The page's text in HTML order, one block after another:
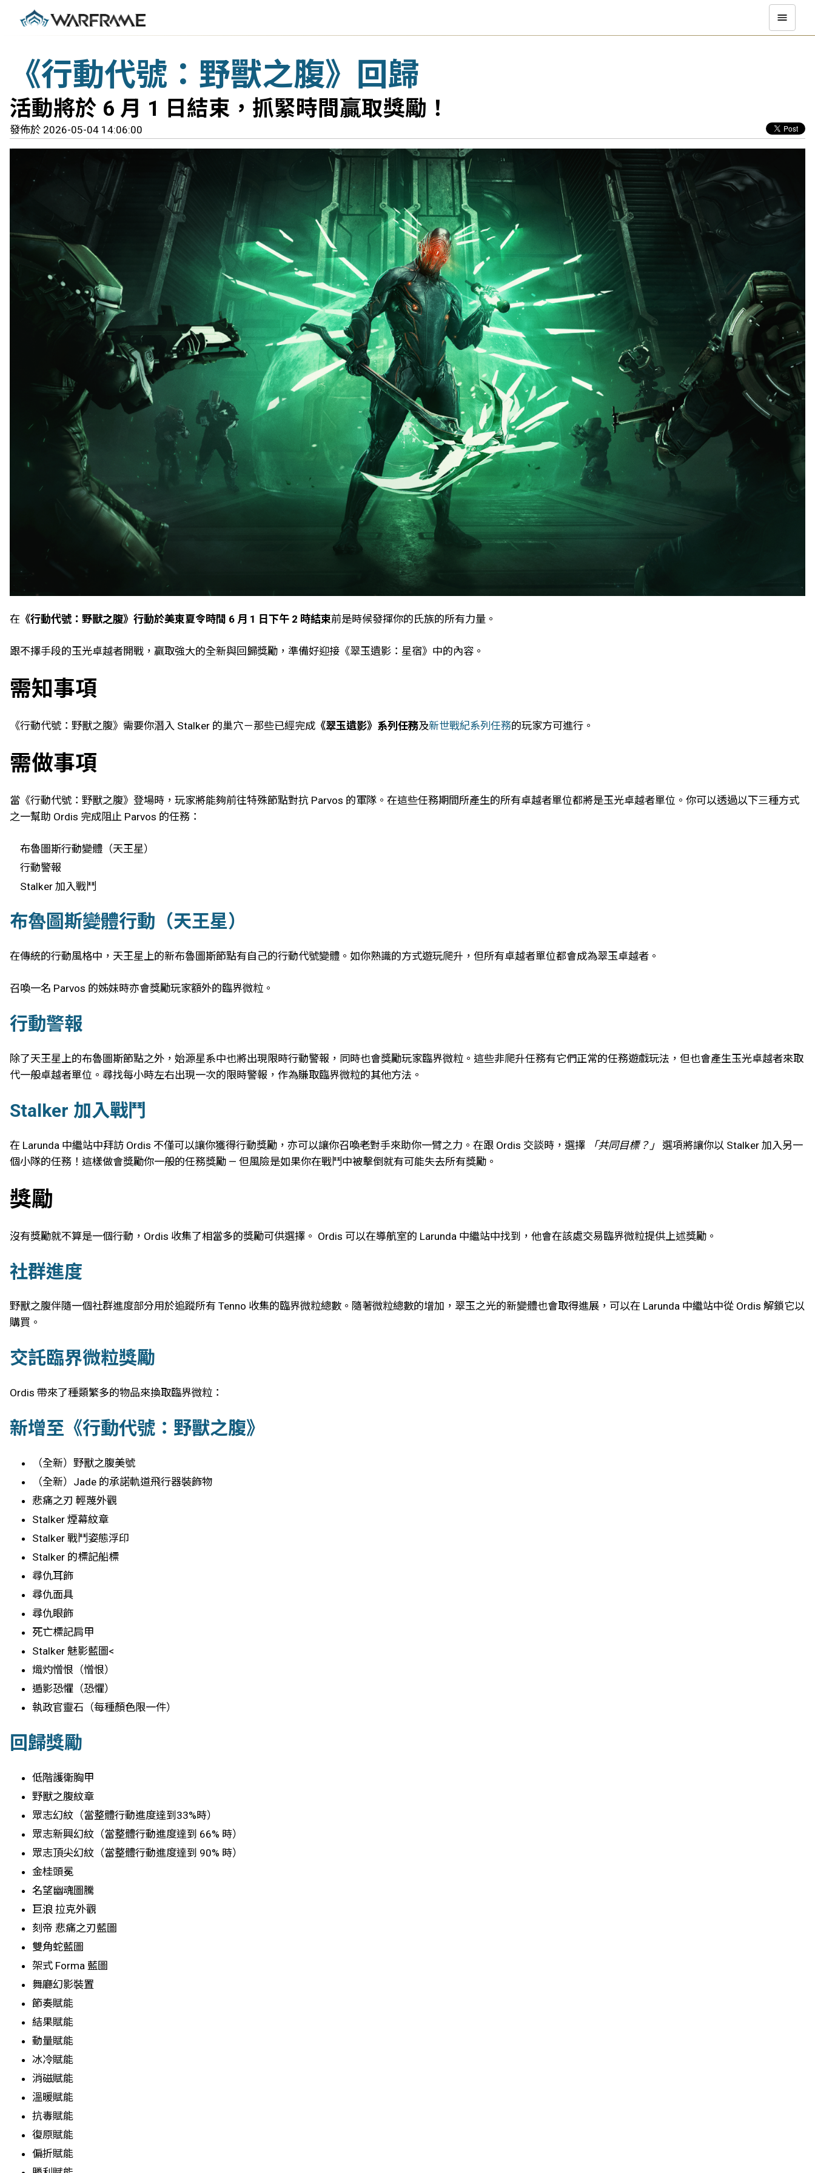
《行動代號：野獸之腹》回歸
活動將於 6 月 1 日結束，抓緊時間贏取獎勵！
發佈於 2026-05-04 14:06:00
在 《行動代號：野獸之腹》行動於美東夏令時間 6 月 1 日下午 2 時結束前是時候發揮你的氏族的所有力量。
跟不擇手段的玉光卓越者開戰，贏取強大的全新與回歸獎勵，準備好迎接《翠玉遺影：星宿》中的內容。
需知事項
《行動代號：野獸之腹》需要你潛入 Stalker 的巢穴－那些已經完成 《翠玉遺影》系列任務及新世戰紀系列任務的玩家方可進行。
需做事項
當《行動代號：野獸之腹》登場時，玩家將能夠前往特殊節點對抗 Parvos 的軍隊。在這些任務期間所產生的所有卓越者單位都將是玉光卓越者單位。你可以透過以下三種方式
之一幫助 Ordis 完成阻止 Parvos 的任務：
布魯圖斯行動變體（天王星）
行動警報
Stalker 加入戰鬥
布魯圖斯變體行動（天王星）
在傳統的行動風格中，天王星上的新布魯圖斯節點有自己的行動代號變體。如你熟識的方式遊玩爬升，但所有卓越者單位都會成為翠玉卓越者。
召喚一名 Parvos 的姊妹時亦會獎勵玩家額外的臨界微粒。
行動警報
除了天王星上的布魯圖斯節點之外，始源星系中也將出現限時行動警報，同時也會獎勵玩家臨界微粒。這些非爬升任務有它們正常的任務遊戲玩法，但也會產生玉光卓越者來取
代一般卓越者單位。尋找每小時左右出現一次的限時警報，作為賺取臨界微粒的其他方法。
Stalker 加入戰鬥
在 Larunda 中繼站中拜訪 Ordis 不僅可以讓你獲得行動獎勵，亦可以讓你召喚老對手來助你一臂之力。在跟 Ordis 交談時，選擇 「共同目標？」 選項將讓你以 Stalker 加入另一
個小隊的任務！這樣做會獎勵你一般的任務獎勵 — 但風險是如果你在戰鬥中被擊倒就有可能失去所有獎勵。
獎勵
沒有獎勵就不算是一個行動，Ordis 收集了相當多的獎勵可供選擇。 Ordis 可以在導航室的 Larunda 中繼站中找到，他會在該處交易臨界微粒提供上述獎勵。
社群進度
野獸之腹伴隨一個社群進度部分用於追蹤所有 Tenno 收集的臨界微粒總數。隨著微粒總數的增加，翠玉之光的新變體也會取得進展，可以在 Larunda 中繼站中從 Ordis 解鎖它以
購買。
交託臨界微粒獎勵
Ordis 帶來了種類繁多的物品來換取臨界微粒：
新增至《行動代號：野獸之腹》
（全新）野獸之腹美號
（全新）Jade 的承諾軌道飛行器裝飾物
悲痛之刃 輕蔑外觀
Stalker 煙幕紋章
Stalker 戰鬥姿態浮印
Stalker 的標記船標
尋仇耳飾
尋仇面具
尋仇眼飾
死亡標記肩甲
Stalker 魅影藍圖<
熾灼憎恨（憎恨）
遁影恐懼（恐懼）
執政官靈石（每種顏色限一件）
回歸獎勵
低階護衛胸甲
野獸之腹紋章
眾志幻紋（當整體行動進度達到33%時）
眾志新興幻紋（當整體行動進度達到 66% 時）
眾志頂尖幻紋（當整體行動進度達到 90% 時）
金桂頭冕
名望幽魂圖騰
巨浪 拉克外觀
刻帝 悲痛之刃藍圖
雙角蛇藍圖
架式 Forma 藍圖
舞廳幻影裝置
節奏賦能
結果賦能
動量賦能
冰冷賦能
消磁賦能
溫暖賦能
抗毒賦能
復原賦能
偏折賦能